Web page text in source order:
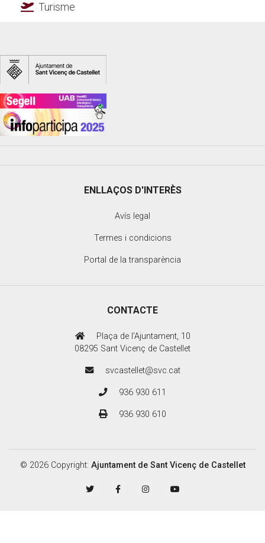
Turisme
ENLLAÇOS D'INTERÈS
Avís legal
Termes i condicions
Portal de la transparència
CONTACTE
Plaça de l'Ajuntament, 10
08295 Sant Vicenç de Castellet
svcastellet@svc.cat
936 930 611
936 930 610
© 2026 Copyright: Ajuntament de Sant Vicenç de Castellet